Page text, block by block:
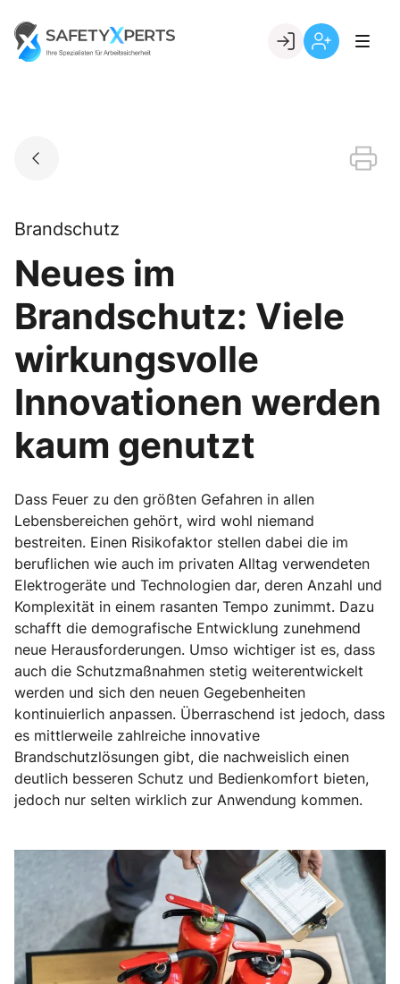
content
Go to landing page.
Brandschutz
Neues im
Brandschutz: Viele
wirkungsvolle
Innovationen werden
kaum genutzt
Dass Feuer zu den größten Gefahren in allen
Lebensbereichen gehört, wird wohl niemand
bestreiten. Einen Risikofaktor stellen dabei die im
beruflichen wie auch im privaten Alltag verwendeten
Elektrogeräte und Technologien dar, deren Anzahl und
Komplexität in einem rasanten Tempo zunimmt. Dazu
schafft die demografische Entwicklung zunehmend
neue Herausforderungen. Umso wichtiger ist es, dass
auch die Schutzmaßnahmen stetig weiterentwickelt
werden und sich den neuen Gegebenheiten
kontinuierlich anpassen. Überraschend ist jedoch, dass
es mittlerweile zahlreiche innovative
Brandschutzlösungen gibt, die nachweislich einen
deutlich besseren Schutz und Bedienkomfort bieten,
jedoch nur selten wirklich zur Anwendung kommen.